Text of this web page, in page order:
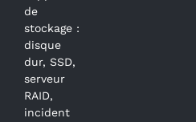
de
stockage :
disque
dur, SSD,
serveur
RAID,
incident